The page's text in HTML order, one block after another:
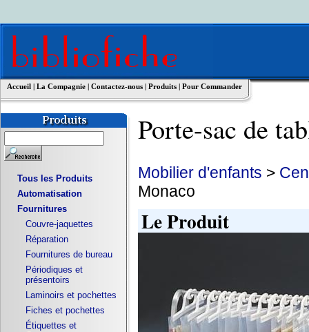
Accueil | La Compagnie | Contactez-nous | Produits | Pour Commander
Tous les Produits
Automatisation
Fournitures
Couvre-jaquettes
Réparation
Fournitures de bureau
Périodiques et
présentoirs
Laminoirs et pochettes
Fiches et pochettes
Étiquettes et
Porte-sac de
Mobilier d'enfants >
Monaco
Le Produit